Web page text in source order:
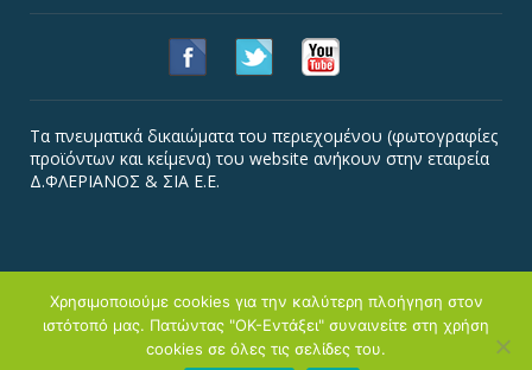
Τα πνευματικά δικαιώματα του περιεχομένου (φωτογραφίες
προϊόντων και κείμενα) του website ανήκουν στην εταιρεία
Δ.ΦΛΕΡΙΑΝΟΣ & ΣΙΑ Ε.Ε.
Copyright © Φλεριανός
Εταιρεία Κατάστημα Προϊόντα
Χρησιμοποιούμε cookies για την καλύτερη πλοήγηση στον
ιστότοπό μας. Πατώντας "ΟΚ-Εντάξει" συναινείτε στη χρήση
cookies σε όλες τις σελίδες του.